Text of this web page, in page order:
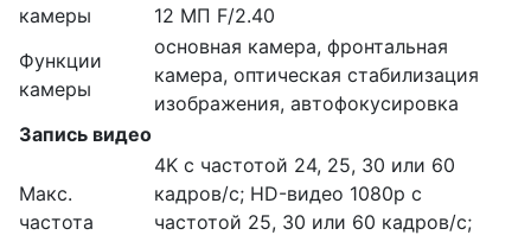
камеры
12 МП F/2.40
Функции
камеры
основная камера, фронтальная
камера, оптическая стабилизация
изображения, автофокусировка
Запись видео
Макс.
частота
4K с частотой 24, 25, 30 или 60
кадров/ с; HD-видео 1080p с
частотой 25, 30 или 60 кадров/ с;